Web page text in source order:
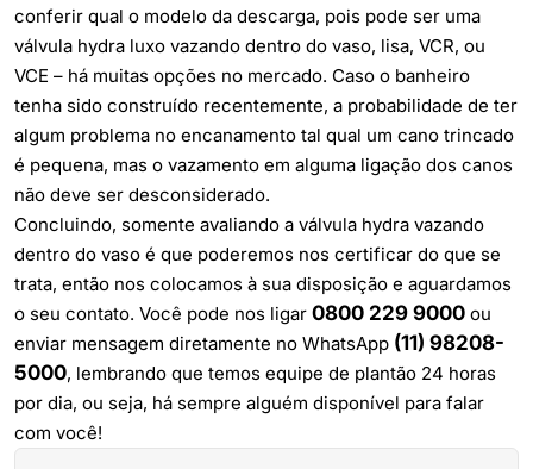
conferir qual o modelo da descarga, pois pode ser uma
válvula hydra luxo vazando dentro do vaso, lisa, VCR, ou
VCE – há muitas opções no mercado. Caso o banheiro
tenha sido construído recentemente, a probabilidade de ter
algum problema no encanamento tal qual um cano trincado
é pequena, mas o vazamento em alguma ligação dos canos
não deve ser desconsiderado.
Concluindo, somente avaliando a válvula hydra vazando
dentro do vaso é que poderemos nos certificar do que se
trata, então nos colocamos à sua disposição e aguardamos
o seu contato. Você pode nos ligar 0800 229 9000 ou
enviar mensagem diretamente no WhatsApp (11) 98208-
5000, lembrando que temos equipe de plantão 24 horas
por dia, ou seja, há sempre alguém disponível para falar
com você!